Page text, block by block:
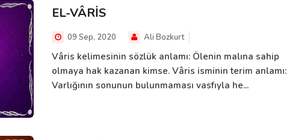
EL-VÂRİS
09 Sep, 2020 Ali Bozkurt
Vâris kelimesinin sözlük anlamı: Ölenin malına sahip
olmaya hak kazanan kimse. Vâris isminin terim anlamı:
Varlığının sonunun bulunmaması vasfıyla he...